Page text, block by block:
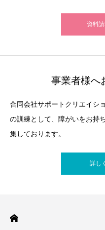
資料
事業者様へ
合同会社サポートクリエイシ
の訓練として、障がいをお持
集しております。
詳し